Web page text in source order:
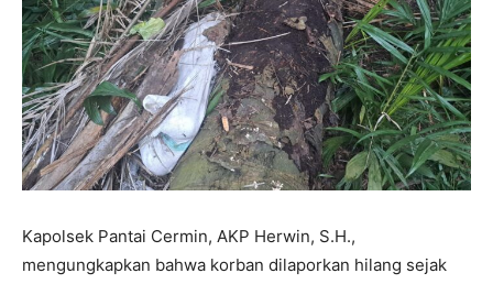
Kapolsek Pantai Cermin, AKP Herwin, S.H.,
mengungkapkan bahwa korban dilaporkan hilang sejak